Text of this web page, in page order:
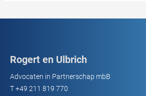
Rogert en Ulbrich
Advocaten in Partnerschap mbB
T+49 211 819 770